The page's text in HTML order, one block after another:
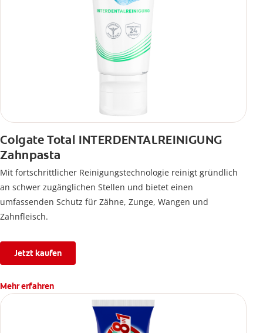
Colgate Total INTERDENTALREINIGUNG
Zahnpasta
Mit fortschrittlicher Reinigungstechnologie reinigt gründlich
an schwer zugänglichen Stellen und bietet einen
umfassenden Schutz für Zähne, Zunge, Wangen und
Zahnfleisch.
Jetzt kaufen
Mehr erfahren